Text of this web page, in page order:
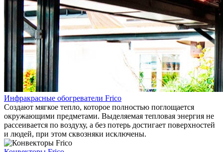
Инфракрасные обогреватели Frico
Создают мягкое тепло, которое полностью поглощается
окружающими предметами. Выделяемая тепловая энергия не
рассеивается по воздуху, а без потерь достигает поверхностей
и людей, при этом сквозняки исключены.